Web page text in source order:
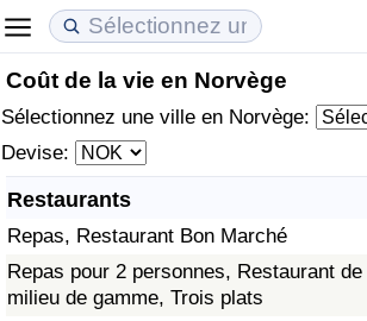
Coût de la vie en Norvège
Sélectionnez une ville en Norvège:
Devise:
Restaurants
Repas, Restaurant Bon Marché
Repas pour 2 personnes, Restaurant de
milieu de gamme, Trois plats
Coût de la vie
Indice du Coût de la Vie (Actuel)
Indice du Coût de la Vie
Indice du coût de la vie par pays
Prix de l'immobilier
Indice des Prix de l'immobilier (Actuel)
Indice des Prix de l'immobilier
Indice des Prix de l'immobilier par Pays
Qualité de Vie
Indice de Qualité de Vie
Indice de Qualité de Vie (Actuel)
Indice de qualité de vie par pays